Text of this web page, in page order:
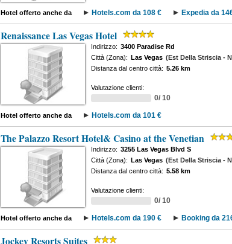
Hotel offerto anche da Hotels.com da 108 € Expedia da
Renaissance Las Vegas Hotel
Indirizzo: 3400 Paradise Rd
Città (Zona): Las Vegas (Est Della Striscia -
Distanza dal centro città: 5.26 km
Valutazione clienti:
0/ 10
Hotel offerto anche da Hotels.com da 101 €
The Palazzo Resort Hotel& Casino at the Venetian
Indirizzo: 3255 Las Vegas Blvd S
Città (Zona): Las Vegas (Est Della Striscia -
Distanza dal centro città: 5.58 km
Valutazione clienti:
0/ 10
Hotel offerto anche da Hotels.com da 190 € Booking da
Jockey Resorts Suites